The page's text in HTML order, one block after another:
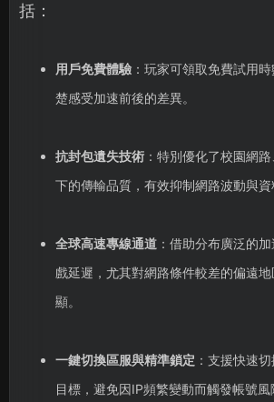
括：
用戶免費體驗：玩家可領取免費試用
楚感受加速前後的差異。
抗封包遺失技術：特別優化了校園網
下的傳輸品質，有效抑制網路波動與資
全球高速專線通道：借助分布廣泛的
戲延遲，尤其對網路條件較差的偏遠
顯。
一鍵切換區服與精準鎖定 ：支援快速
目標，避免因IP頻繁變動而觸發帳號風